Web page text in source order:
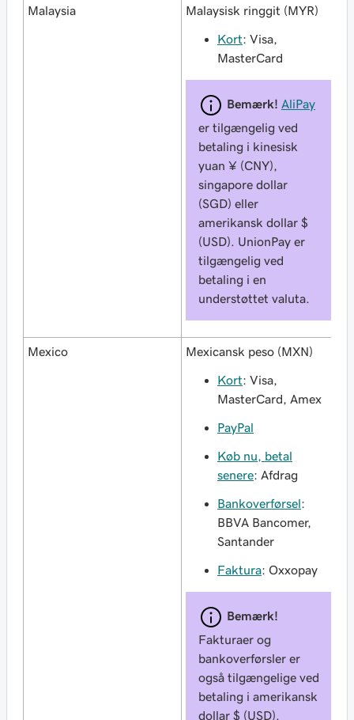
Malaysia Malaysisk ringgit (MYR)
Kort: Visa,
MasterCard
Bemærk! AliPay
er tilgængelig ved
betaling i kinesisk
yuan ¥ (CNY),
singapore dollar
(SGD) eller
amerikansk dollar $
(USD). UnionPay er
tilgængelig ved
betaling i en
understøttet valuta.
Mexico Mexicansk peso (MXN)
Kort: Visa,
MasterCard, Amex
PayPal
Køb nu, betal
senere: Afdrag
Bankoverførsel:
BBVA Bancomer,
Santander
Faktura: Oxxopay
Bemærk!
Fakturaer og
bankoverførsler er
også tilgængelige ved
betaling i amerikansk
dollar $ (USD).